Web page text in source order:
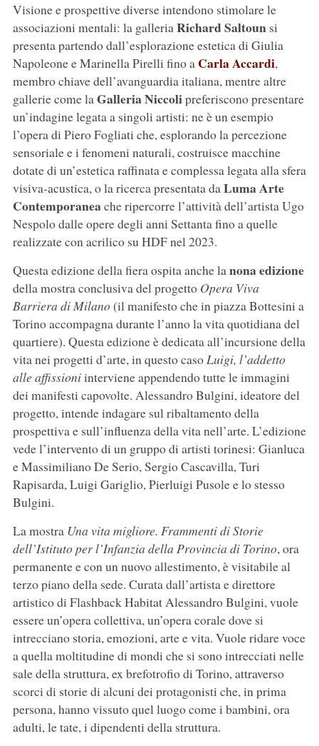
Visione e prospettive diverse intendono stimolare le
associazioni mentali: la galleriaRichard Saltounsi
presenta partendo dall’esplorazione estetica di Giulia
Napoleone e Marinella Pirelli fino a Carla Accardi,
membro chiave dell’avanguardia italiana, mentre altre
gallerie come laGalleria Niccolipreferiscono presentare
un’indagine legata a singoli artisti: ne è un esempio
l’opera di Piero Fogliati che, esplorando la percezione
sensoriale e i fenomeni naturali, costruisce macchine
dotate di un’estetica raffinata e complessa legata alla sfera
visiva-acustica, o la ricerca presentata daLuma Arte
Contemporaneache ripercorre l’attività dell’artista Ugo
Nespolo dalle opere degli anni Settanta fino a quelle
realizzate con acrilico su HDF nel 2023.
Questa edizione della fiera ospita anche lanona edizione
della mostra conclusiva del progetto Opera Viva
Barriera di Milano(il manifesto che in piazza Bottesini a
Torino accompagna durante l’anno la vita quotidiana del
quartiere). Questa edizione è dedicata all’incursione della
vita nei progetti d’arte, in questo casoLuigi, l’addetto
alle affissioniinterviene appendendo tutte le immagini
dei manifesti capovolte. Alessandro Bulgini, ideatore del
progetto, intende indagare sul ribaltamento della
prospettiva e sull’influenza della vita nell’arte. L’edizione
vede l’intervento di un gruppo di artisti torinesi: Gianluca
e Massimiliano De Serio, Sergio Cascavilla, Turi
Rapisarda, Luigi Gariglio, Pierluigi Pusole e lo stesso
Bulgini.
La mostra Una vita migliore. Frammenti di Storie
dell’Istituto per l’Infanzia della Provincia di Torino, ora
permanente e con un nuovo allestimento, è visitabile al
terzo piano della sede. Curata dall’artista e direttore
artistico di Flashback Habitat Alessandro Bulgini, vuole
essere un’opera collettiva, un’opera corale dove si
intrecciano storia, emozioni, arte e vita. Vuole ridare voce
a quella moltitudine di mondi che si sono intrecciati nelle
sale della struttura, ex brefotrofio di Torino, attraverso
scorci di storie di alcuni dei protagonisti che, in prima
persona, hanno vissuto quel luogo come i bambini, ora
adulti, le tate, i dipendenti della struttura.